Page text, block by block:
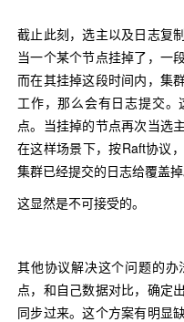
截止此刻，选主以及日志复
当一个某个节点挂掉了，一
而在其挂掉这段时间内，集
工作，那么会有日志提交
点。当挂掉的节点再次当选
在这样场景下，按Raft协议
集群已经提交的日志给覆盖掉
这显然是不可接受的。
其他协议解决这个问题的
点，和自己数据对比，确定
同步过来。这个方案有明显